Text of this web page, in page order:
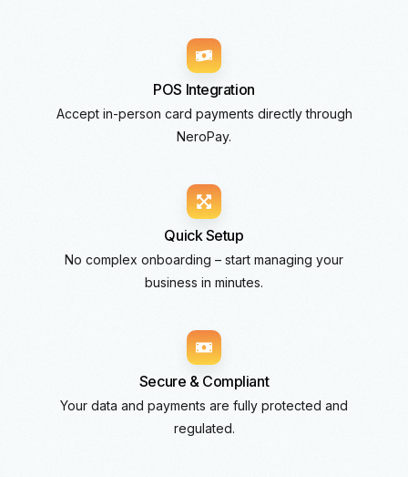
POS Integration
Accept in-person card payments directly through
NeroPay.
Quick Setup
No complex onboarding – start managing your
business in minutes.
Secure & Compliant
Your data and payments are fully protected and
regulated.